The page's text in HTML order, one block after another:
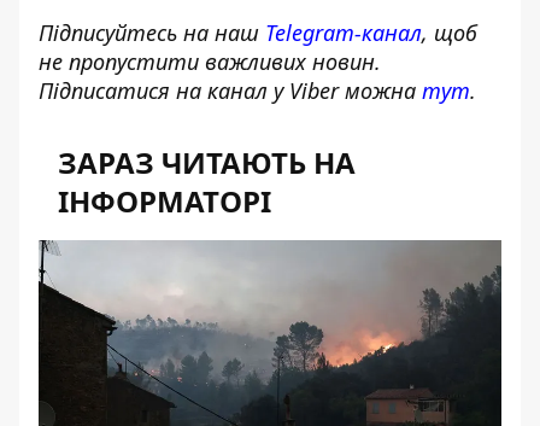
Підписуйтесь на наш Telegram-канал, щоб
не пропустити важливих новин.
Підписатися на канал у Viber можна тут.
ЗАРАЗ ЧИТАЮТЬ НА
ІНФОРМАТОРІ